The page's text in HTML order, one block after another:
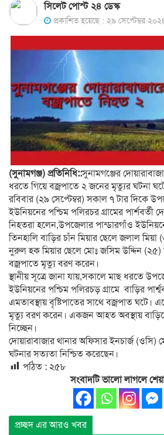
সিলেট পোস্ট ২৪ ডেস্ক
প্রকাশিত হয়েছে : ২৯ সেপ্টেম্বর
(সুনামগঞ্জ) প্রতিনিধি::সুনামগঞ্জের
ধরতে গিয়ে বজ্রপাতে ২ জনের মৃত্যুর ঘটনা
রবিবার (২৯ সেপ্টেম্বর) সকাল ৭ টার দিকে
ইউনিয়নের পশ্চিম পলিরচর গ্রামের পার্শবর্তী
নিহতরা হলেন,উপজেলার পান্ডারগাঁও
তিনহালি বাড়ির চাঁন মিয়ার ছেলে জলাল
নুরুল হক মিয়ার ছেলে মোঃ জসিম উদ্দিন (২৫)
বজ্রপাতে মৃত্যু বরণ করেন।
স্থানীয় সূত্রে জানা যায়,সকালে মাছ ধরতে
ইউনিয়নের পশ্চিম পলিরচড় গ্রামে বাড়ির
এমতাবস্থায় বৃষ্টিপাতের সাথে বজ্রপাত ঘটে।
মৃত্যু বরণ করেন। একজন আহত অবস্থায়
নিচ্ছেন।
দোয়ারাবাজার থানার অফিসার ইনচার্জ (ওসি)
ঘটনার সত্যতা নিশ্চিত করেছেন।
পঠিত : ২৫৮
সংবাদটি ভালো লাগলে
প্রচ্ছদ এর আরও খবর